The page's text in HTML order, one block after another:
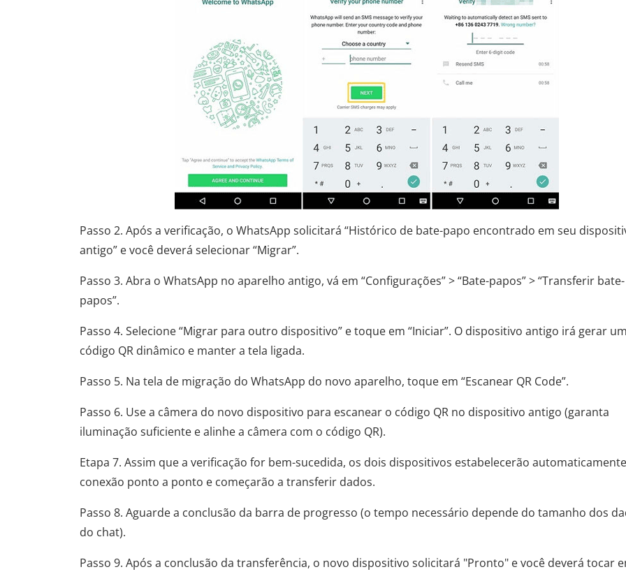
Passo 2. Após a verificação, o WhatsApp solicitará “Histórico de bate-papo encontrado em seu
antigo” e você deverá selecionar “Migrar”.
Passo 3. Abra o WhatsApp no ​​aparelho antigo, vá em “Configurações” > “Bate-papos” > “Transferir bate-
papos”.
Passo 4. Selecione “Migrar para outro dispositivo” e toque em “Iniciar”. O dispositivo antigo irá gerar
código QR dinâmico e manter a tela ligada.
Passo 5. Na tela de migração do WhatsApp do novo aparelho, toque em “Escanear QR Code”.
Passo 6. Use a câmera do novo dispositivo para escanear o código QR no dispositivo antigo (garanta
iluminação suficiente e alinhe a câmera com o código QR).
Etapa 7. Assim que a verificação for bem-sucedida, os dois dispositivos estabelecerão
conexão ponto a ponto e começarão a transferir dados.
Passo 8. Aguarde a conclusão da barra de progresso (o tempo necessário depende do tamanho dos
do chat).
Passo 9. Após a conclusão da transferência, o novo dispositivo solicitará "Pronto" e você deverá tocar